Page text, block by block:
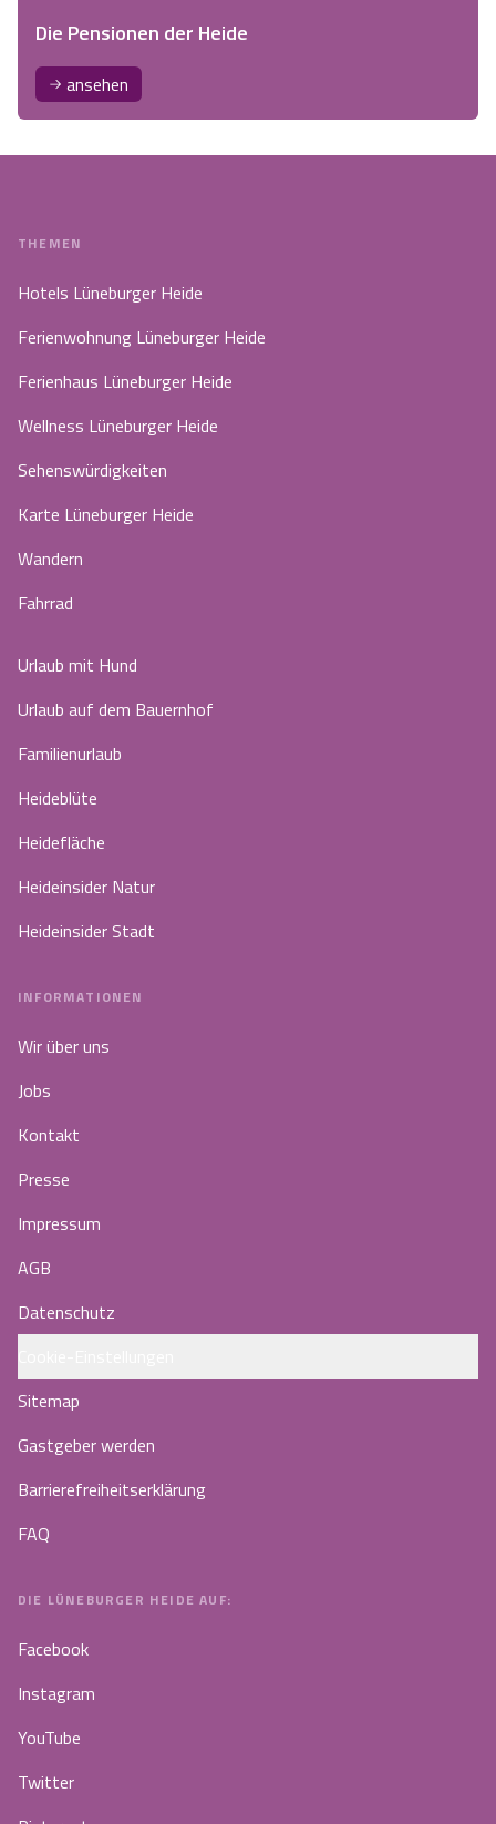
Die Pensionen der Heide
ansehen
THEMEN
Hotels Lüneburger Heide
Ferienwohnung Lüneburger Heide
Ferienhaus Lüneburger Heide
Wellness Lüneburger Heide
Sehenswürdigkeiten
Karte Lüneburger Heide
Wandern
Fahrrad
Urlaub mit Hund
Urlaub auf dem Bauernhof
Familienurlaub
Heideblüte
Heidefläche
Heideinsider Natur
Heideinsider Stadt
INFORMATIONEN
Wir über uns
Jobs
Kontakt
Presse
Impressum
AGB
Datenschutz
Sitemap
Gastgeber werden
Barrierefreiheitserklärung
FAQ
DIE LÜNEBURGER HEIDE AUF:
Facebook
Instagram
YouTube
Twitter